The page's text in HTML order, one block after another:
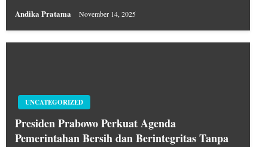
Andika Pratama November 14, 2025
UNCATEGORIZED
Presiden Prabowo Perkuat Agenda
Pemerintahan Bersih dan Berintegritas Tanpa